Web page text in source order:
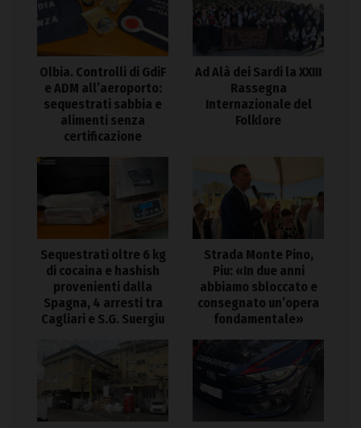
Olbia. Controlli di GdiF
e ADM all’aeroporto:
sequestrati sabbia e
alimenti senza
certificazione
Ad Alà dei Sardi la XXIII
Rassegna
Internazionale del
Folklore
Sequestrati oltre 6 kg
di cocaina e hashish
provenienti dalla
Spagna, 4 arresti tra
Cagliari e S.G. Suergiu
Strada Monte Pino,
Piu: «In due anni
abbiamo sbloccato e
consegnato un’opera
fondamentale»